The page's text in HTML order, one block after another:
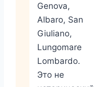
Genova,
Albaro, San
Giuliano,
Lungomare
Lombardo.
Это не